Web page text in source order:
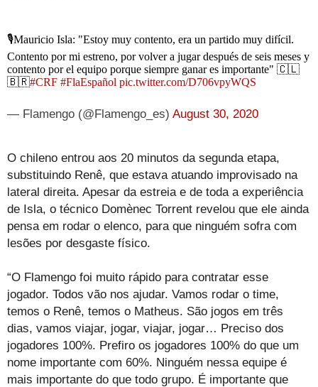
🎙Mauricio Isla: "Estoy muy contento, era un partido muy difícil.
Contento por mi estreno, por volver a jugar después de seis meses y
contento por el equipo porque siempre ganar es importante" 🇨🇱
🇧🇷#CRF #FlaEspañol pic.twitter.com/D706vpyWQS
— Flamengo (@Flamengo_es) August 30, 2020
O chileno entrou aos 20 minutos da segunda etapa,
substituindo Renê, que estava atuando improvisado na
lateral direita. Apesar da estreia e de toda a experiência
de Isla, o técnico Domènec Torrent revelou que ele ainda
pensa em rodar o elenco, para que ninguém sofra com
lesões por desgaste físico.
“O Flamengo foi muito rápido para contratar esse
jogador. Todos vão nos ajudar. Vamos rodar o time,
temos o Renê, temos o Matheus. São jogos em três
dias, vamos viajar, jogar, viajar, jogar… Preciso dos
jogadores 100%. Prefiro os jogadores 100% do que um
nome importante com 60%. Ninguém nessa equipe é
mais importante do que todo grupo. É importante que